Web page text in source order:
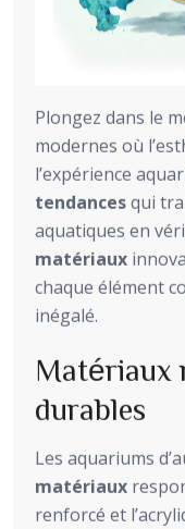
Plongez dans le
modernes où
l’expérience
tendancesqui
aquatiques en
matériaux
chaque élément
inégalé.
Matériaux
durables
Les aquariums
matériaux
renforcé et